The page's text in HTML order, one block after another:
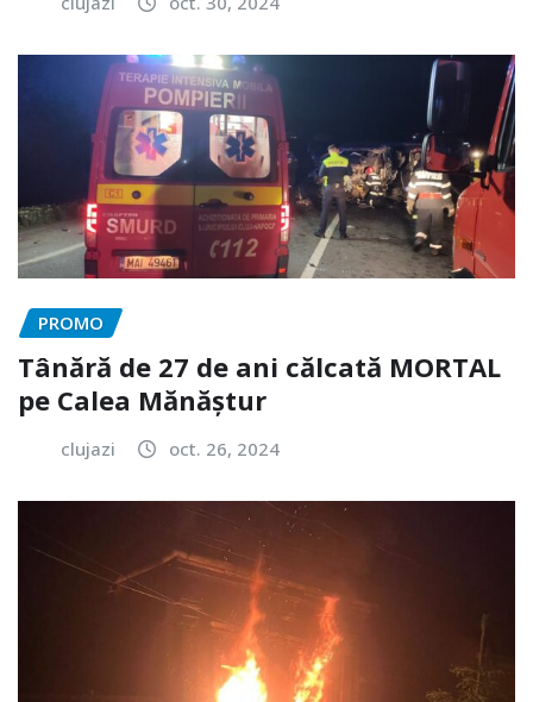
PROMO
Tânără de 27 de ani călcată MORTAL
pe Calea Mănăștur
clujazi oct. 26, 2024